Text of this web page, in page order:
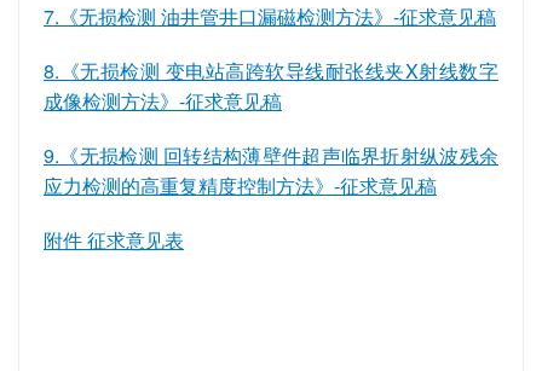
7.《无损检测 油井管井口漏磁检测方法》-征求意见稿
8.《无损检测 变电站高跨软导线耐张线夹X射线数字
成像检测方法》-征求意见稿
9.《无损检测 回转结构薄壁件超声临界折射纵波残余
应力检测的高重复精度控制方法》-征求意见稿
附件 征求意见表